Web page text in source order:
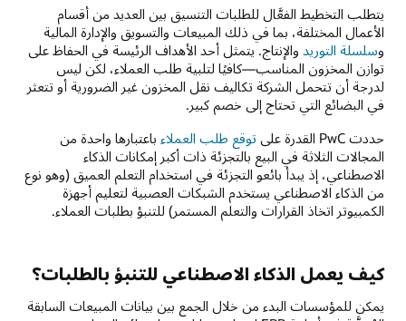
يتطلب التخطيط الفعَّال للطلبات التنسيق بين العديد من أقسام
الأعمال المختلفة، بما في ذلك المبيعات والتسويق والإدارة المالية
وسلسلة التوريد والإنتاج. يتمثل أحد الأهداف الرئيسة في الحفاظ على
توازن المخزون المناسب—كافيًا لتلبية طلب العملاء، لكن ليس
لدرجة أن تتحمل الشركة تكاليف نقل المخزون غير الضرورية أو تتعثر
في البضائع التي تحتاج إلى خصم كبير.
حددت PwC القدرة على
توقع طلب العملاء باعتبارها واحدة من
المجالات الثلاثة في البيع بالتجزئة ذات أكبر إمكانات الذكاء
الاصطناعي، إذ يبدأ بائعو التجزئة في استخدام التعلم العميق (وهو نوع
من الذكاء الاصطناعي يستخدم الشبكات العصبية لتعليم أجهزة
الكمبيوتر اتخاذ القرارات والتعلم المستمر) للتنبؤ بطلبات العملاء.
كيف يعمل الذكاء الاصطناعي للتنبؤ بالطلبات؟
يمكن للمؤسسات البدء من خلال الجمع بين بيانات المبيعات السابقة